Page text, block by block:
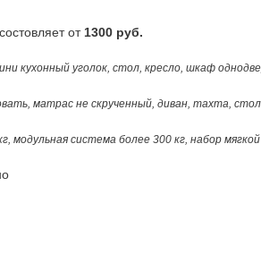
от 1300 руб.
кухонный уголок, стол, кресло, шкаф
матрас не скрученный, диван, тахта,
модульная система более 300 кг, набор